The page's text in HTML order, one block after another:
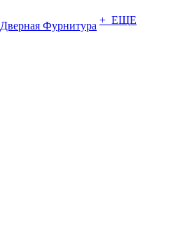
Дверная Фурнитура + ЕЩЕ